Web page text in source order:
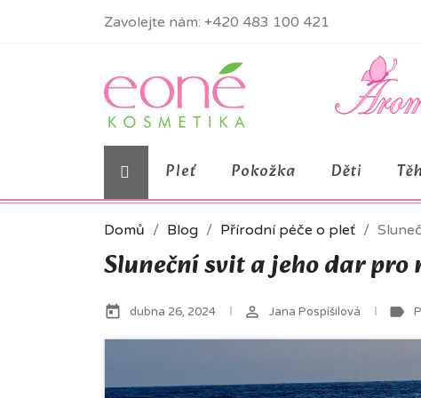
Zavolejte nám: +420 483 100 421
Pleť Pokožka Děti
Domů Blog Přírodní péče o pleť
Sluneční svit a jeho dar pro
today dubna 26, 2024 perm_identity Jana Pospíšilová label